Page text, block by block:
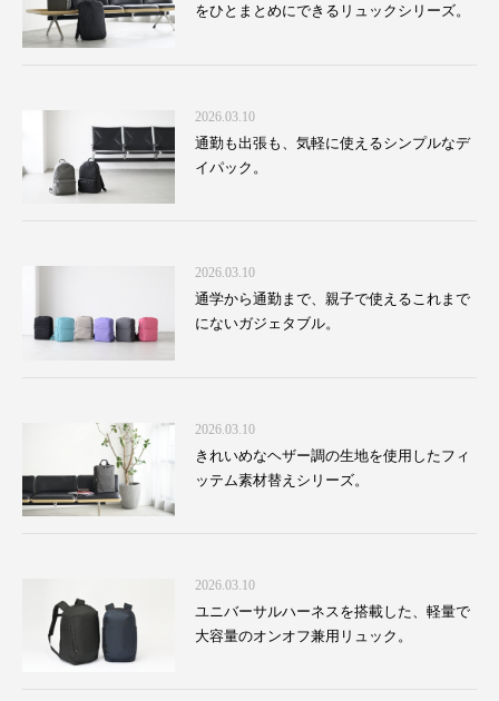
をひとまとめにできるリュックシリーズ。
2026.03.10
通勤も出張も、気軽に使えるシンプルなデ
イパック。
2026.03.10
通学から通勤まで、親子で使えるこれまで
にないガジェタブル。
2026.03.10
きれいめなヘザー調の生地を使用したフィ
ッテム素材替えシリーズ。
2026.03.10
ユニバーサルハーネスを搭載した、軽量で
大容量のオンオフ兼用リュック。